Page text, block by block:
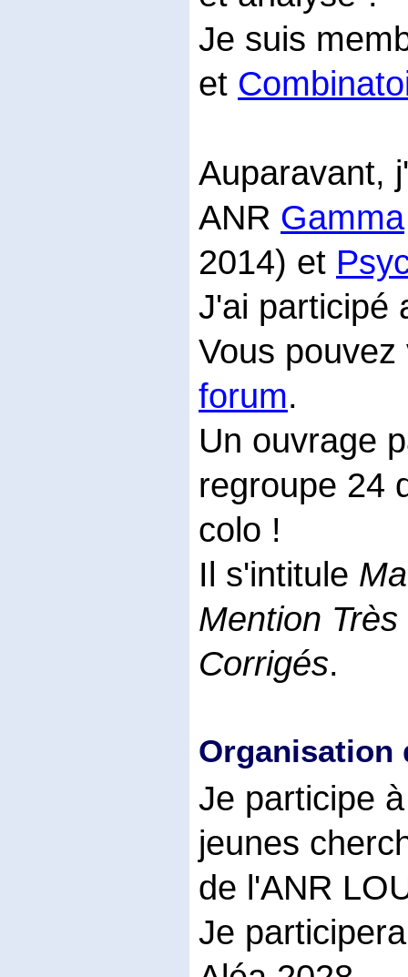
Je suis
et
Auparavant,
ANR Gamma
2014) et
J'ai participé
Vous
forum.
Un ouvrage
regroupe 24
colo !
Il s'intitule
Mention
Corrigés.
Organisation
Je participe
jeunes
de l'ANR
Je